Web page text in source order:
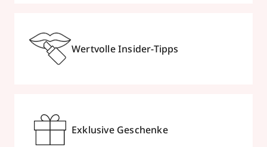
Wertvolle Insider-Tipps
Exklusive Geschenke